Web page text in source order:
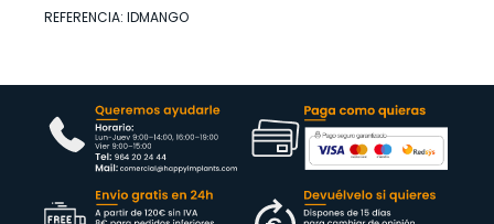
REFERENCIA: IDMANGO